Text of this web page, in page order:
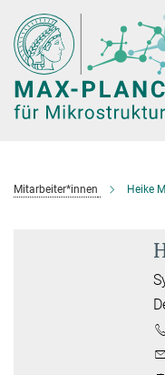
Hauptinhalt
Mitarbeiter*innen Heike